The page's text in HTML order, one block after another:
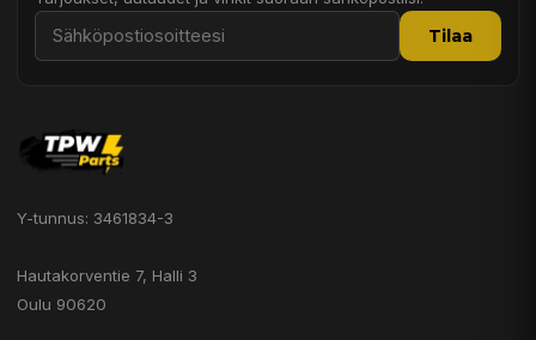
Tilaa
Y-tunnus: 3461834-3
Hautakorventie 7, Halli 3
Oulu 90620